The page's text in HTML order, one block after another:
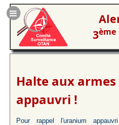
3ème
Halte aux armes
appauvri !
Pour rappel l'uranium